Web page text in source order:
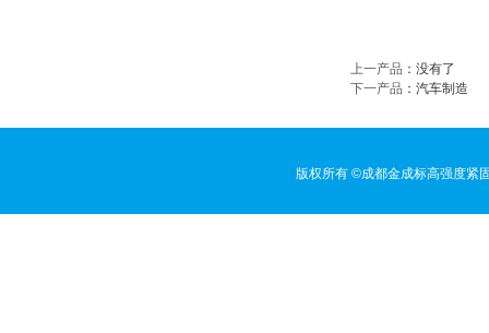
上一产品 ：没有了
下一产品 ： 汽车制造
版权所有 ©成都金成标高强度紧